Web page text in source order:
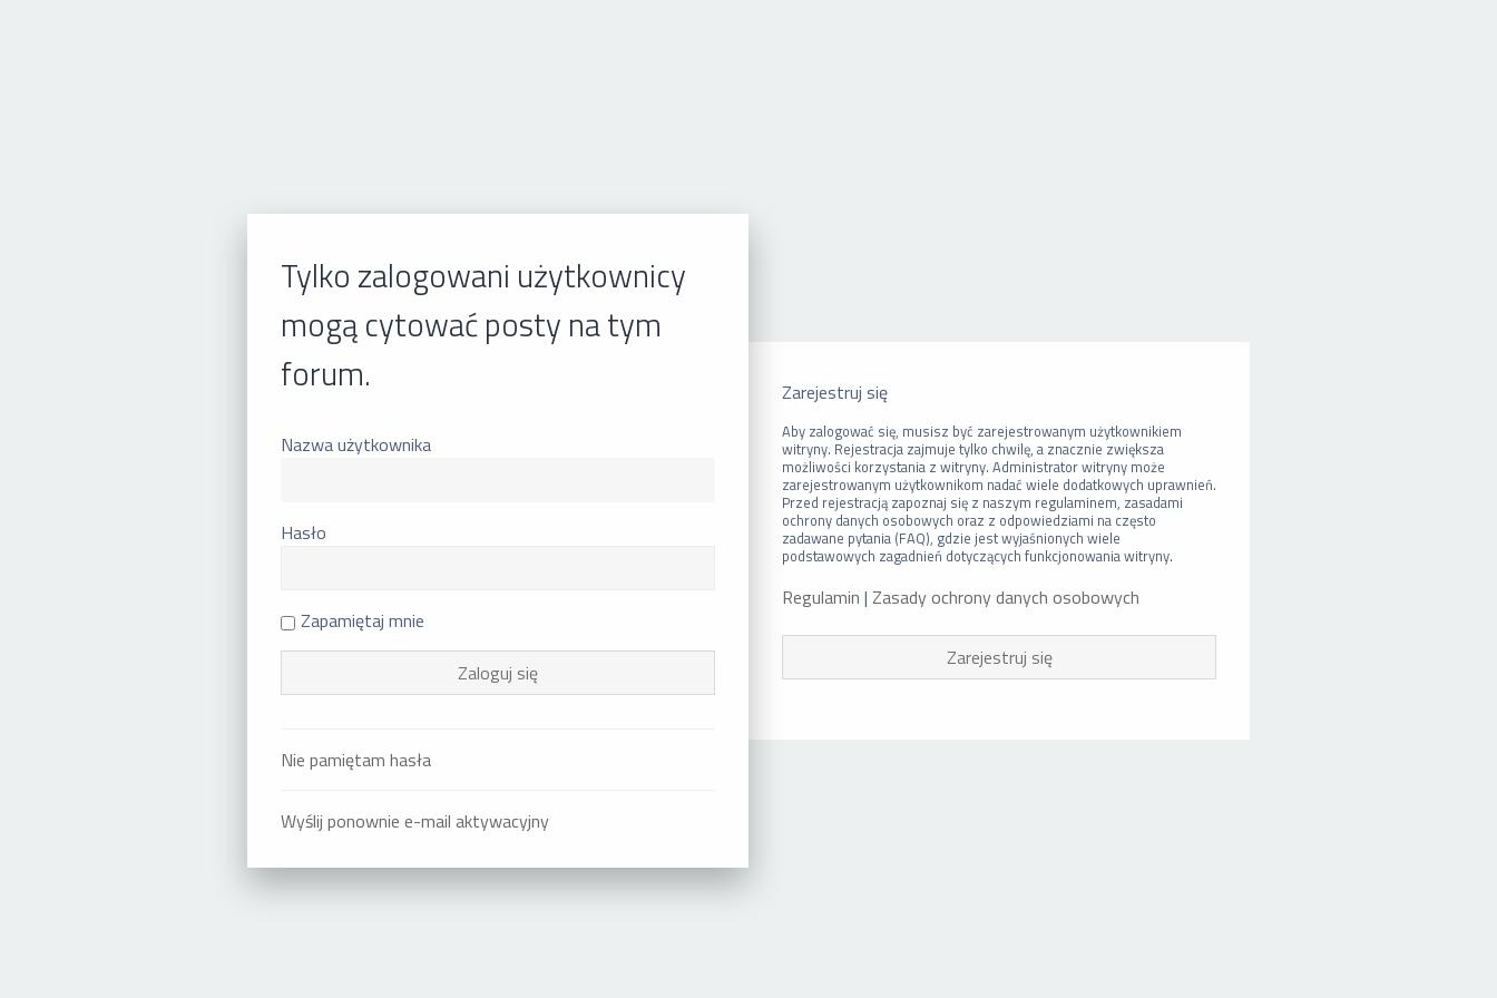
Tylko zalogowani użytkownicy
mogą cytować posty na tym
forum.
Nazwa użytkownika
Hasło
Zapamiętaj mnie
Nie pamiętam hasła
Wyślij ponownie e-mail aktywacyjny
Zarejestruj się
Aby zalogować się, musisz być zarejestrowanym użytkownikiem
witryny. Rejestracja zajmuje tylko chwilę, a znacznie zwiększa
możliwości korzystania z witryny. Administrator witryny może
zarejestrowanym użytkownikom nadać wiele dodatkowych uprawnień.
Przed rejestracją zapoznaj się z naszym regulaminem, zasadami
ochrony danych osobowych oraz z odpowiedziami na często
zadawane pytania (FAQ), gdzie jest wyjaśnionych wiele
podstawowych zagadnień dotyczących funkcjonowania witryny.
Regulamin | Zasady ochrony danych osobowych
Zarejestruj się